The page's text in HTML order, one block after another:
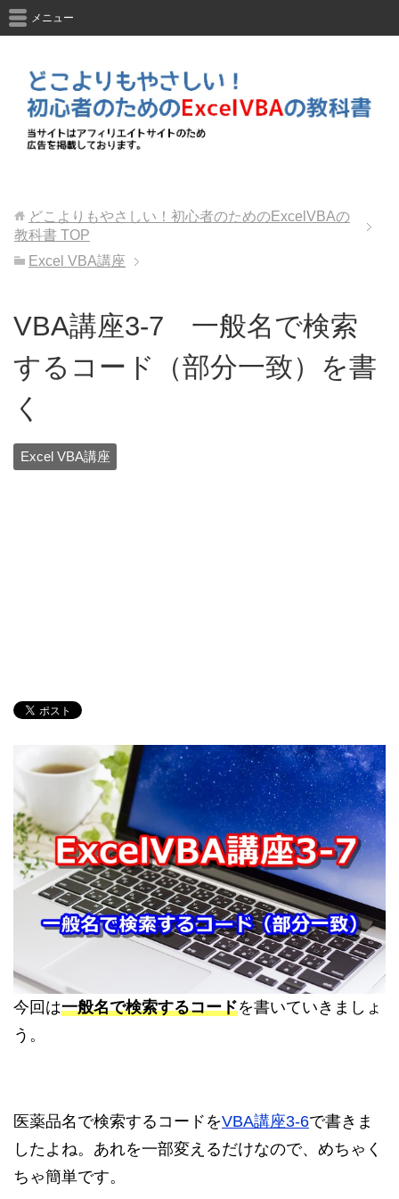
メニュー
どこよりもやさしい！初心者のためのExcelVBAの
教科書 TOP
Excel VBA講座
VBA講座3-7 一般名で検索
するコード（部分一致）を書
く
Excel VBA講座
今回は一般名で検索するコードを書いていきましょ
う。
医薬品名で検索するコードをVBA講座3-6で書きま
したよね。あれを一部変えるだけなので、めちゃく
ちゃ簡単です。